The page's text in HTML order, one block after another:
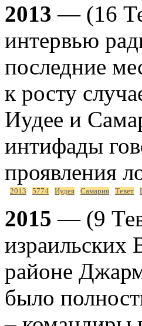
2013 — (16
интервью
последние
к росту
Иудее и
интифады
проявления
2013 5774 Иудея Самария Тевет
2015 — (9
израильских
районе
было